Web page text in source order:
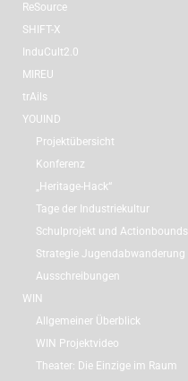
ReSource
SHIFT-X
InduCult2.0
MIREU
trAils
YOUIND
Projektübersicht
Konferenz
„Heritage-Hack“
Tage der Industriekultur
Schulprojekt und Actionbounds
Strategie Jugendabwanderung
Ausschreibungen
WIN
Allgemeiner Überblick
WIN Projektvideo
Theater: Die Einzige im Raum